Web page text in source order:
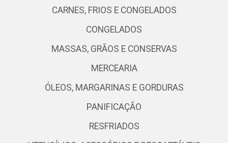
CARNES, FRIOS E CONGELADOS
CONGELADOS
MASSAS, GRÃOS E CONSERVAS
MERCEARIA
ÓLEOS, MARGARINAS E GORDURAS
PANIFICAÇÃO
RESFRIADOS